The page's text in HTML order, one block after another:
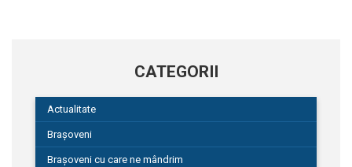
CATEGORII
Actualitate
Brașoveni
Brașoveni cu care ne mândrim